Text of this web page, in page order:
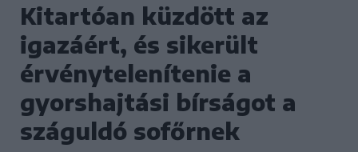
Kitartóan küzdött az
igazáért, és sikerült
érvénytelenítenie a
gyorshajtási bírságot a
száguldó sofőrnek